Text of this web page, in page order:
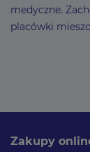
medyczne.
placówki
Zakupy